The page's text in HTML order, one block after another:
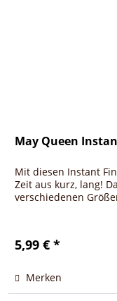
May Queen
Mit diesen Instant
Zeit aus kurz, lang!
verschiedenen
5,99 € *
Merken